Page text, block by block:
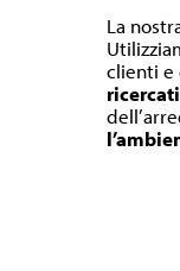
La
clienti e
ricercati